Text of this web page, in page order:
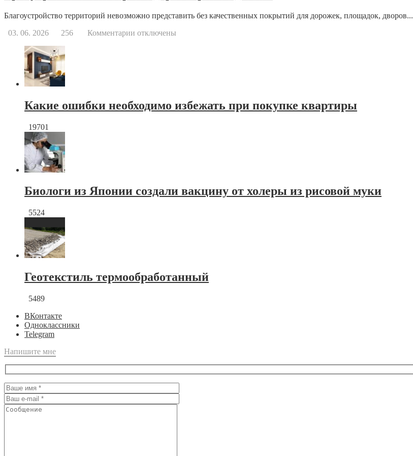
Благоустройство территорий невозможно представить без качественных покрытий для дорожек, площадок, дворов...
03. 06. 2026
256 Комментарии котключены
Какие ошибки необходимо избежать при покупке квартиры
19701
Биологи из Японии создали вакцину от холеры из рисовой муки
5524
Геотекстиль термообработанный
5489
ВКонтакте
Одноклассники
Telegram
Напишите мне